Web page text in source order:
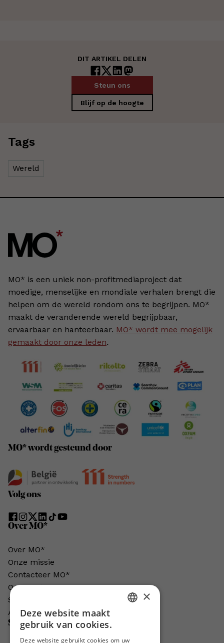
DIT ARTIKEL DELEN
Steun ons
Blijf op de hoogte
Tags
Wereld
MO* is een uniek non-profitmediaproject dat
moedige, menselijke en mondiale verhalen brengt die
helpen om de wereld rondom ons te begrijpen. MO*
maakt de veranderende wereld begrijpbaar,
ervaarbaar en hanteerbaar. MO* wordt mee mogelijk
gemaakt door onze leden.
MO* wordt gesteund door
Volg ons
Over MO*
Over MO*
Onze missie
Contacteer MO*
Onze auteurs
Schrijven voor MO*?
Adverteren in MO*
Steun MO*
×
Deze website maakt
gebruik van cookies.
Deze website gebruikt cookies om uw